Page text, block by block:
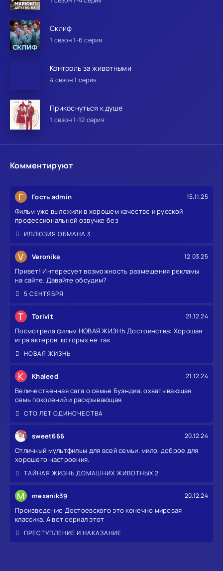
Склиф
1 сезон 1-6 серия
Контроль за животными
4 сезон 1 серия
Прикоснуться к душе
1 сезон 1-12 серия
Комментируют
Г Гость admin 15.11.25
Фильм уже выложили в хорошем качестве и русской
профессиональной озвучке без
ИЛЛЮЗИЯ ОБМАНА 3
V Veronika 12.03.25
Привет! Интересует возможность размещения рекламы
на сайте. Давайте обсудим?
5 СЕНТЯБРЯ
T Torivit 21.12.24
Посмотрела фильм НОВАЯ ЖИЗНЬ Достоинства: Хорошая
игра актеров, которых не так
НОВАЯ ЖИЗНЬ
K Khaleed 21.12.24
Величественная сага о семье Буэндиа, охватывающая
семь поколений и раскрывающая
СТО ЛЕТ ОДИНОЧЕСТВА
sweet666 20.12.24
Отличный мультфильм для всей семьи. мило, доброе для
хорошего настроения.
ТАЙНАЯ ЖИЗНЬ ДОМАШНИХ ЖИВОТНЫХ 2
M mexanik39 20.12.24
Произведение Достоевского это конечно мировая
классика. А вот сериал этот
ПРЕСТУПЛЕНИЕ И НАКАЗАНИЕ